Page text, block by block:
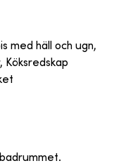
med häll och ugn,
Köksredskap